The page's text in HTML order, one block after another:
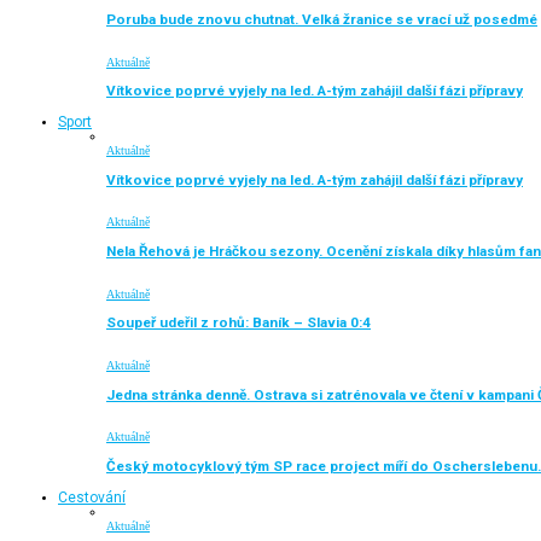
Poruba bude znovu chutnat. Velká žranice se vrací už posedmé
Aktuálně
Vítkovice poprvé vyjely na led. A-tým zahájil další fázi přípravy
Sport
Aktuálně
Vítkovice poprvé vyjely na led. A-tým zahájil další fázi přípravy
Aktuálně
Nela Řehová je Hráčkou sezony. Ocenění získala díky hlasům
Aktuálně
Soupeř udeřil z rohů: Baník – Slavia 0:4
Aktuálně
Jedna stránka denně. Ostrava si zatrénovala ve čtení v kampani
Aktuálně
Český motocyklový tým SP race project míří do
Cestování
Aktuálně